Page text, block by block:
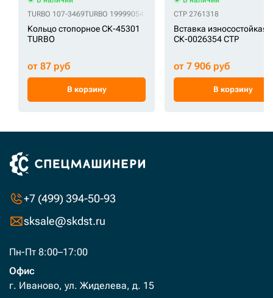
TURBO 107-3469TURBO 1999905418 TURBO 61E7-04630
Кольцо стопорное СК-45301
TURBO
от 87 руб
В корзину
CTP 2761318
Вставка износостойкая
СК-0026354 CTP
от 7 906 руб
В корзину
+7 (499) 394-50-93
sksale@skdst.ru
Пн-Пт 8:00–17:00
Офис
г. Иваново, ул. Жиделева, д. 15